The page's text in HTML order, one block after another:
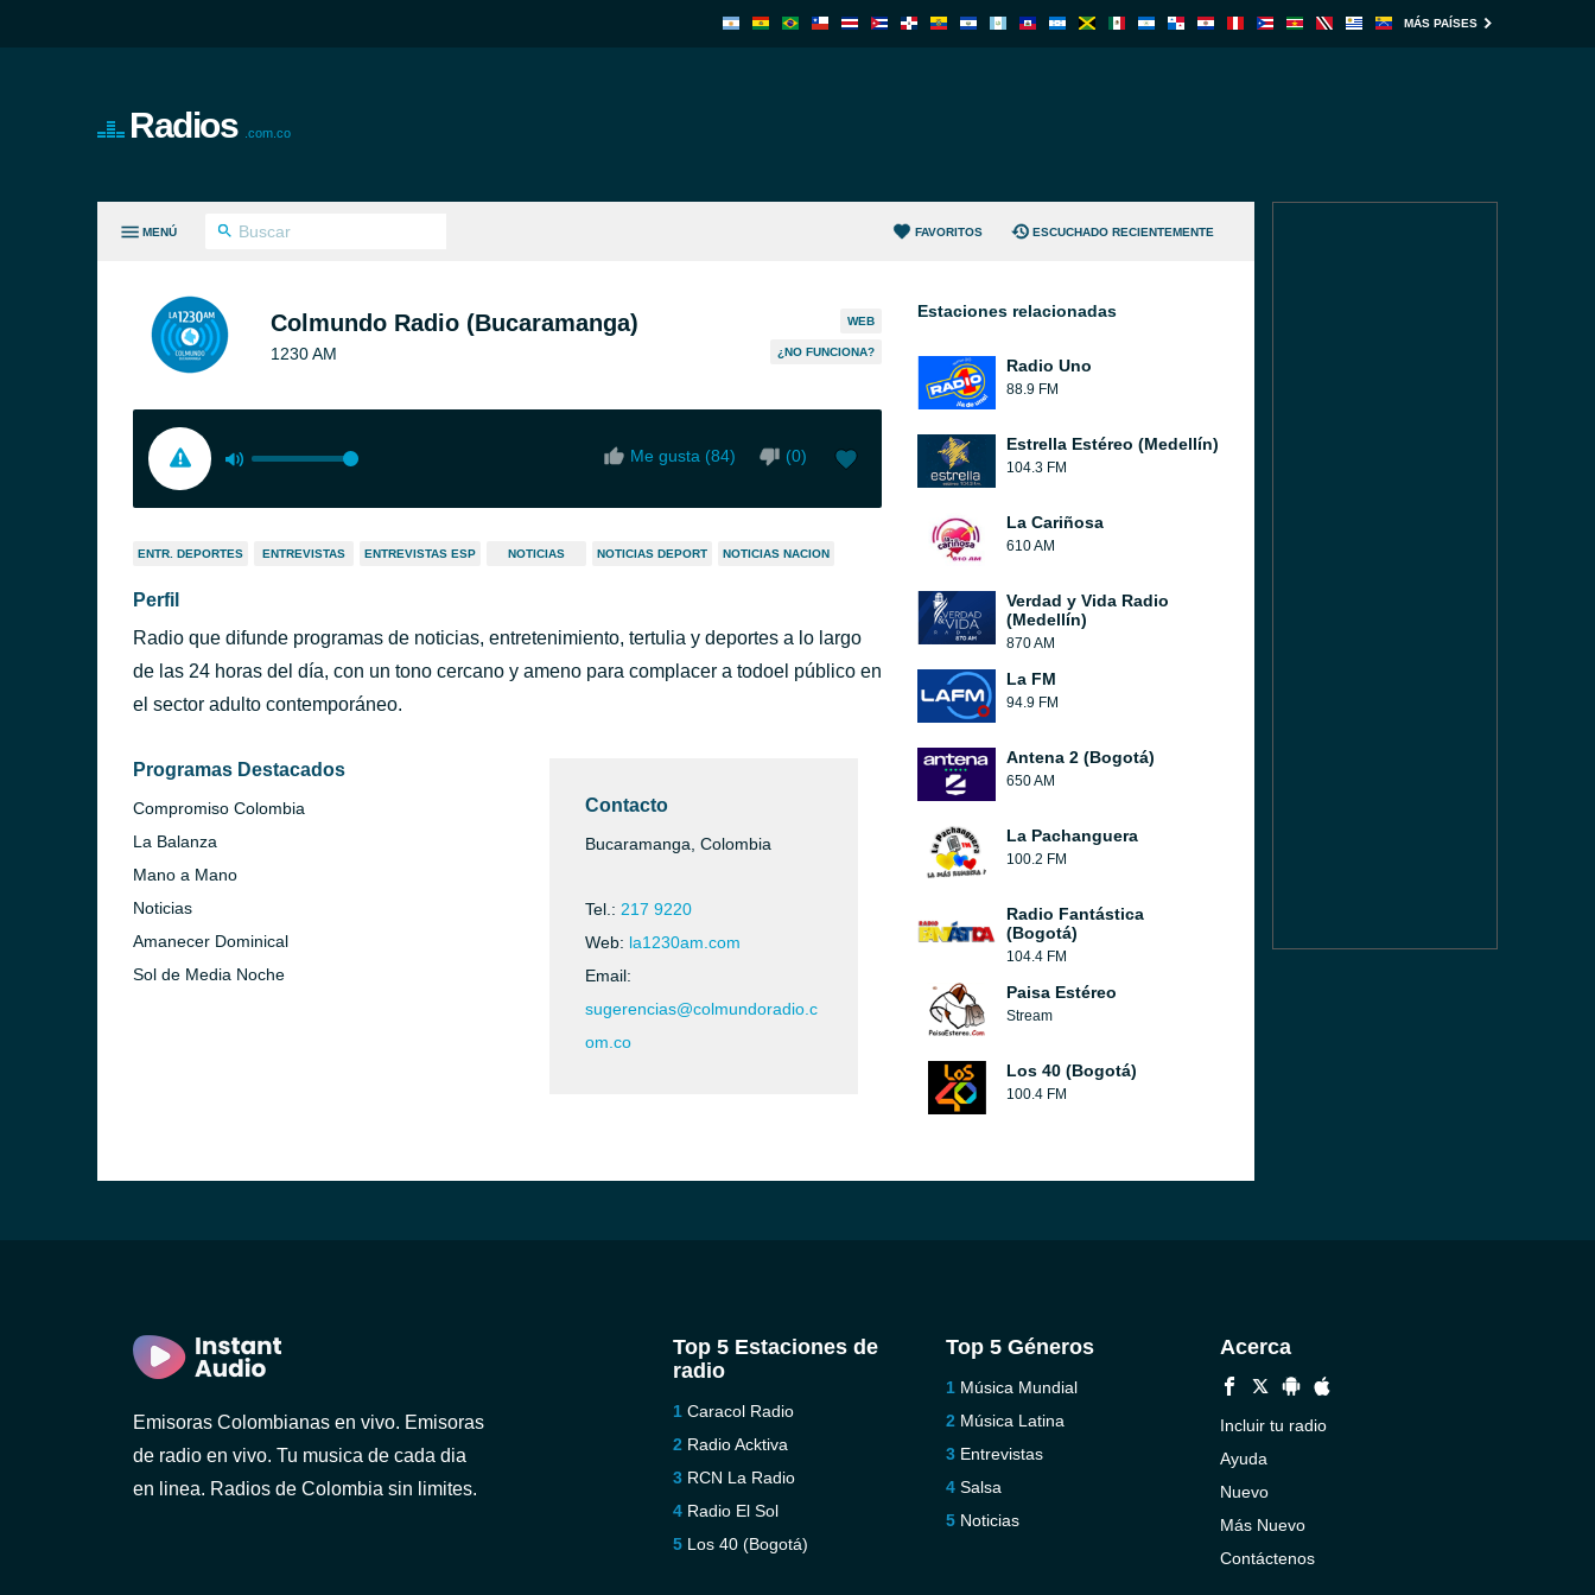
MÁS PAÍSES
Radios .com.co
MENÚ FAVORITOS ESCUCHADO RECIENTEMENTE
Colmundo Radio (Bucaramanga)
1230 AM
WEB
¿NO FUNCIONA?
Me gusta (84) (0)
ENTR. DEPORTES ENTREVISTAS ENTREVISTAS ESP NOTICIAS NOTICIAS DEPORT NOTICIAS NACION
Perfil
Radio que difunde programas de noticias, entretenimiento, tertulia y deportes a lo largo
de las 24 horas del día, con un tono cercano y ameno para complacer a todoel público en
el sector adulto contemporáneo.
Programas Destacados
Compromiso Colombia
La Balanza
Mano a Mano
Noticias
Amanecer Dominical
Sol de Media Noche
Contacto
Bucaramanga, Colombia
Tel.: 217 9220
Web: la1230am.com
Email:
sugerencias@colmundoradio.c
om.co
Estaciones relacionadas
Radio Uno
88.9 FM
Estrella Estéreo (Medellín)
104.3 FM
La Cariñosa
610 AM
Verdad y Vida Radio
(Medellín)
870 AM
La FM
94.9 FM
Antena 2 (Bogotá)
650 AM
La Pachanguera
100.2 FM
Radio Fantástica
(Bogotá)
104.4 FM
Paisa Estéreo
Stream
Los 40 (Bogotá)
100.4 FM
Emisoras Colombianas en vivo. Emisoras
de radio en vivo. Tu musica de cada dia
en linea. Radios de Colombia sin limites.
Top 5 Estaciones de
radio
Caracol Radio
Radio Acktiva
RCN La Radio
Radio El Sol
Los 40 (Bogotá)
Top 5 Géneros
Música Mundial
Música Latina
Entrevistas
Salsa
Noticias
Acerca
Incluir tu radio
Ayuda
Nuevo
Más Nuevo
Contáctenos